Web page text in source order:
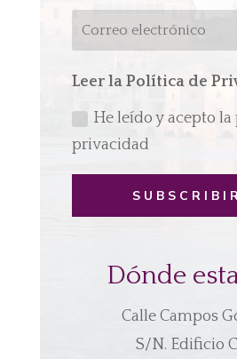
Leer la Política de
He leído y acepto
privacidad
Dónde
Calle Campos
S/N. Edificio